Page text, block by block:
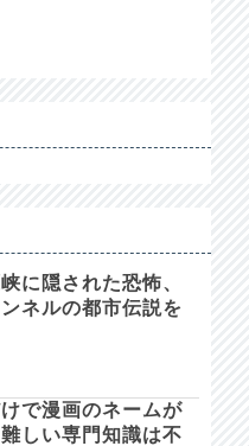
に隠された恐怖、
ネルの都市伝説を
で漫画のネームが
しい専門知識は不